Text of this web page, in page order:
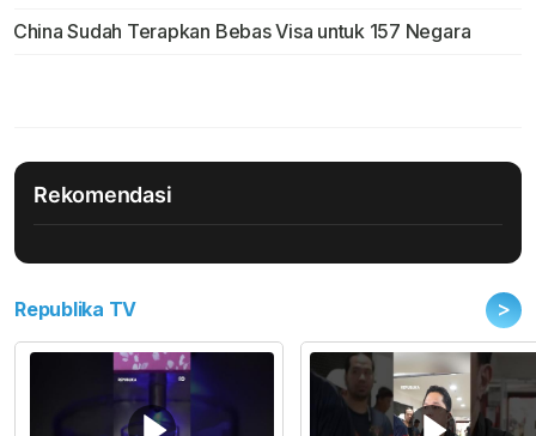
China Sudah Terapkan Bebas Visa untuk 157 Negara
Rekomendasi
Republika TV >